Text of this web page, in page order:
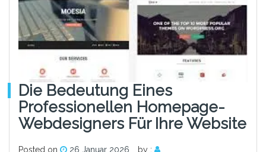
Die Bedeutung Eines
Professionellen Homepage-
Webdesigners Für Ihre Website
Posted on 26 Januar 2026
by :